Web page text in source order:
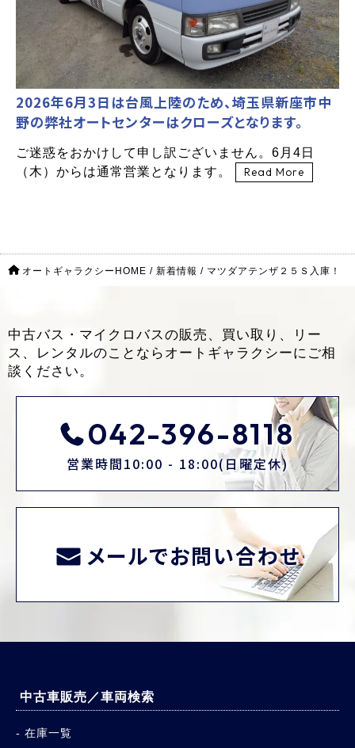
2026年6月3日は台風上陸のため、埼玉県新座市中
野の弊社オートセンターはクローズとなります。
ご迷惑をおかけして申し訳ございません。6月4日
（木）からは通常営業となります。
Read More
オートギャラクシーHOME / 新着情報 / マツダアテンザ２５Ｓ入庫！
中古バス・マイクロバスの販売、買い取り、リー
ス、レンタルのことなら オートギャラクシーにご相
談ください。
042-396-8118
営業時間10:00 - 18:00(日曜定休)
メールでお問い合わせ
中古車販売／車両検索
在庫一覧